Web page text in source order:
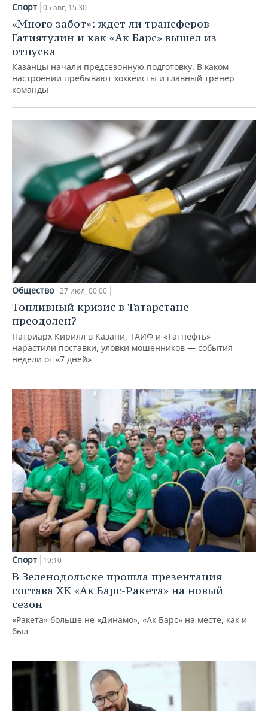
Спорт 05 авг, 15:30
«Много забот»: ждет ли трансферов
Гатиятулин и как «Ак Барс» вышел из
отпуска
Казанцы начали предсезонную подготовку. В каком
настроении пребывают хоккеисты и главный тренер
команды
Общество 27 июл, 00:00
Топливный кризис в Татарстане
преодолен?
Патриарх Кирилл в Казани, ТАИФ и «Татнефть»
нарастили поставки, уловки мошенников — события
недели от «7 дней»
Спорт 19:10
В Зеленодольске прошла презентация
состава ХК «Ак Барс-Ракета» на новый
сезон
«Ракета» больше не «Динамо», «Ак Барс» на месте, как и
был